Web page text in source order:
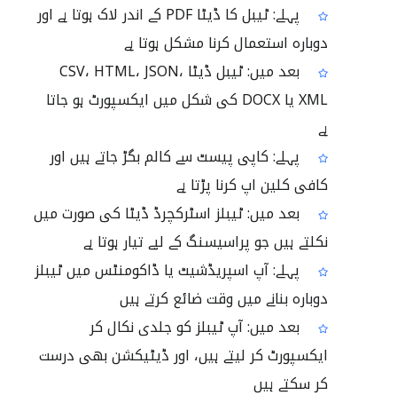
پہلے: ٹیبل کا ڈیٹا PDF کے اندر لاک ہوتا ہے اور
دوبارہ استعمال کرنا مشکل ہوتا ہے
بعد میں: ٹیبل ڈیٹا CSV، HTML، JSON،
XML یا DOCX کی شکل میں ایکسپورٹ ہو جاتا
ہے
پہلے: کاپی پیسٹ سے کالم بگڑ جاتے ہیں اور
کافی کلین اپ کرنا پڑتا ہے
بعد میں: ٹیبلز اسٹرکچرڈ ڈیٹا کی صورت میں
نکلتے ہیں جو پراسیسنگ کے لیے تیار ہوتا ہے
پہلے: آپ اسپریڈشیٹ یا ڈاکومنٹس میں ٹیبلز
دوبارہ بنانے میں وقت ضائع کرتے ہیں
بعد میں: آپ ٹیبلز کو جلدی نکال کر
ایکسپورٹ کر لیتے ہیں، اور ڈیٹیکشن بھی درست
کر سکتے ہیں